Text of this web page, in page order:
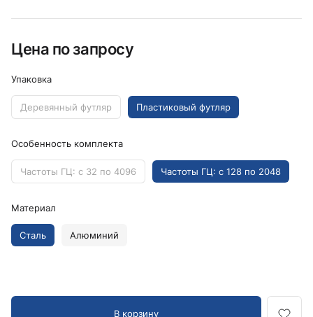
Цена по запросу
Упаковка
Деревянный футляр Пластиковый футляр
Особенность комплекта
Частоты ГЦ: c 32 по 4096 Частоты ГЦ: c 128 по 2048
Материал
Сталь Алюминий
В корзину